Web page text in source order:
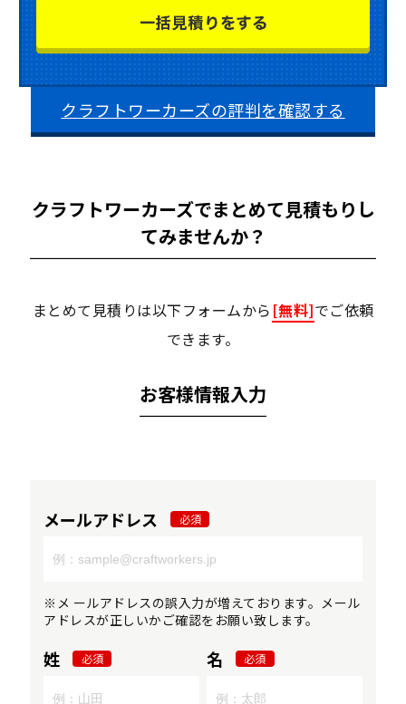
クラフトワーカーズの評判を確認する
クラフトワーカーズでまとめて見積もりし
てみませんか？
まとめて見積りは以下フォームから [無料]でご依頼
できます。
お客様情報入力
メールアドレス 必須
※メ ールアドレスの誤入力が増えております。メール
アドレスが正しいかご確認をお願い致します。
姓 必須 名 必須